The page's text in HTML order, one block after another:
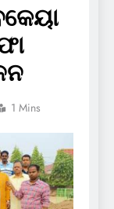
1 Mins